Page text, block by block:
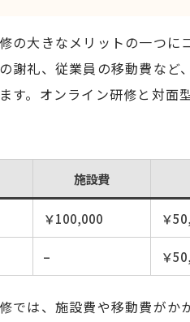
の大きなメリットの一つに
謝礼、従業員の移動費な
す。オンライン研修と対面
施設費
￥100,000 ￥
– ￥
では、施設費や移動費がか